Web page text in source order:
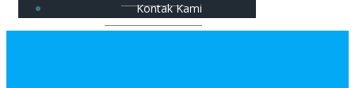
Kontak Kami